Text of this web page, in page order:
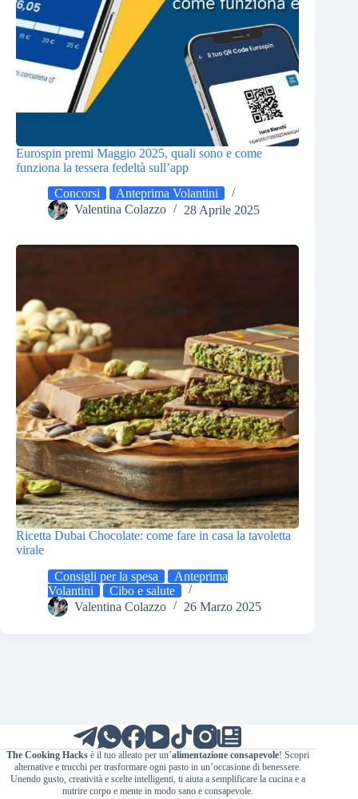
Eurospin premi Maggio 2025, quali sono e come
funziona la tessera fedeltà sull’app
Concorsi
Anteprima Volantini
Valentina Colazzo
28 Aprile 2025
Ricetta Dubai Chocolate: come fare in casa la tavoletta
virale
Consigli per la spesa
Anteprima
Volantini
Cibo e salute
Valentina Colazzo
26 Marzo 2025
The Cooking Hacksè il tuo alleato per un’alimentazione consapevole! Scopri
alternative e trucchi per trasformare ogni pasto in un’occasione di benessere.
Unendo gusto, creatività e scelte intelligenti, ti aiuta a semplificare la cucina e a
nutrire corpo e mente in modo sano e consapevole.